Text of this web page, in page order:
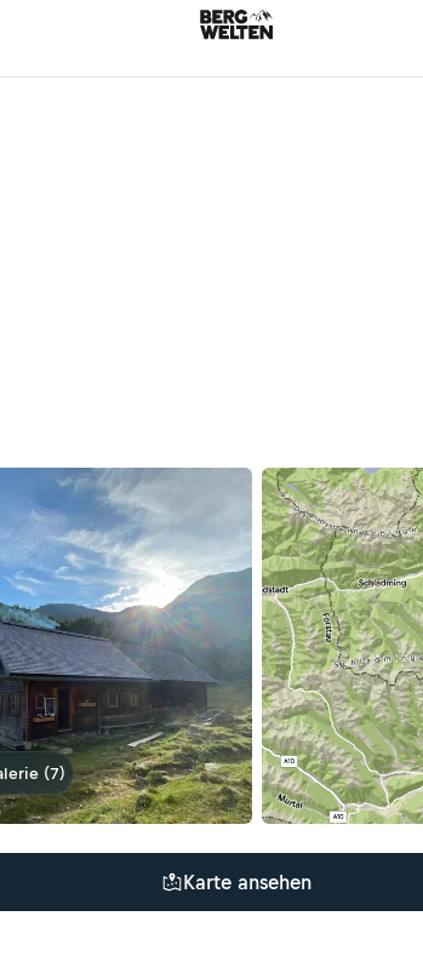
(7)
Karte ansehen